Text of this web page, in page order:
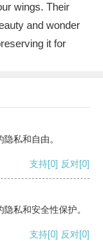
wings. Their
and wonder
it for
私和自由。
支持[0] 反对[0]
私和安全性保护。
支持[0] 反对[0]